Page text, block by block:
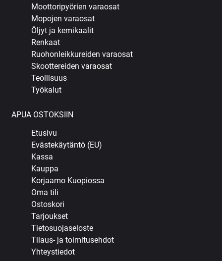
Moottoripyörien varaosat
Mopojen varaosat
Öljyt ja kemikaalit
Renkaat
Ruohonleikkureiden varaosat
Skoottereiden varaosat
Teollisuus
Työkalut
APUA OSTOKSIIN
Etusivu
Evästekäytäntö (EU)
Kassa
Kauppa
Korjaamo Kuopiossa
Oma tili
Ostoskori
Tarjoukset
Tietosuojaseloste
Tilaus- ja toimitusehdot
Yhteystiedot